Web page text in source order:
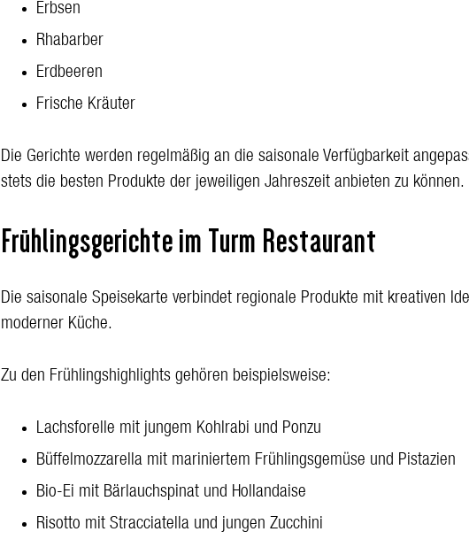
Erbsen
Rhabarber
Erdbeeren
Frische Kräuter
Die Gerichte werden regelmäßig an die saisonale Verfügbarkeit
stets die besten Produkte der jeweiligen Jahreszeit anbieten zu können.
Frühlingsgerichte im Turm Restaurant
Die saisonale Speisekarte verbindet regionale Produkte mit kreativen
moderner Küche.
Zu den Frühlingshighlights gehören beispielsweise:
Lachsforelle mit jungem Kohlrabi und Ponzu
Büffelmozzarella mit mariniertem Frühlingsgemüse und Pistazien
Bio-Ei mit Bärlauchspinat und Hollandaise
Risotto mit Stracciatella und jungen Zucchini